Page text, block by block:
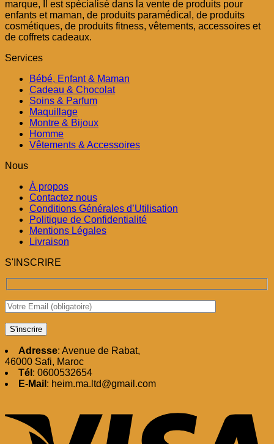
د.م. 1.119,00.
د.م. 899,00.
marque, Il est spécialisé dans la vente de produits pour
enfants et maman, de produits paramédical, de produits
cosmétiques, de produits fitness, vêtements, accessoires et
de coffrets cadeaux.
Services
Bébé, Enfant & Maman
Cadeau & Chocolat
Soins & Parfum
Maquillage
Montre & Bijoux
Homme
Vêtements & Accessoires
Nous
À propos
Contactez nous
Conditions Générales d’Utilisation
Politique de Confidentialité
Mentions Légales
Livraison
S'INSCRIRE
Adresse: Avenue de Rabat,
46000 Safi, Maroc
Tél : 0600532654
E-Mail : heim.ma.ltd@gmail.com